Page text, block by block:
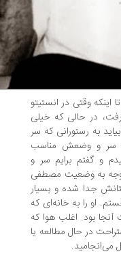
در انستیتو
حالی که خیلی
که سر
وضعش مناسب
برایم سر و
وضعیت مصطفی
شده و بسیار
به خانه‌ای که
اغلب هوا که
حال مطالعه یا